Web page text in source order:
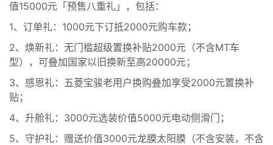
值15000元「预售八重礼」，包括：
1、订单礼：1000元下订抵2000元购车款；
2、焕新礼：无门槛超级置换补贴2000元（不含MT车
型），可叠加国家以旧换新至高20000元；
3、感恩礼：五菱宝骏老用户换购叠加享受2000元置换补
贴；
4、升舱礼：3000元选装价值5000元电动侧滑门；
5、守护礼：赠送价值3000元龙膜太阳膜（不含安装，不含